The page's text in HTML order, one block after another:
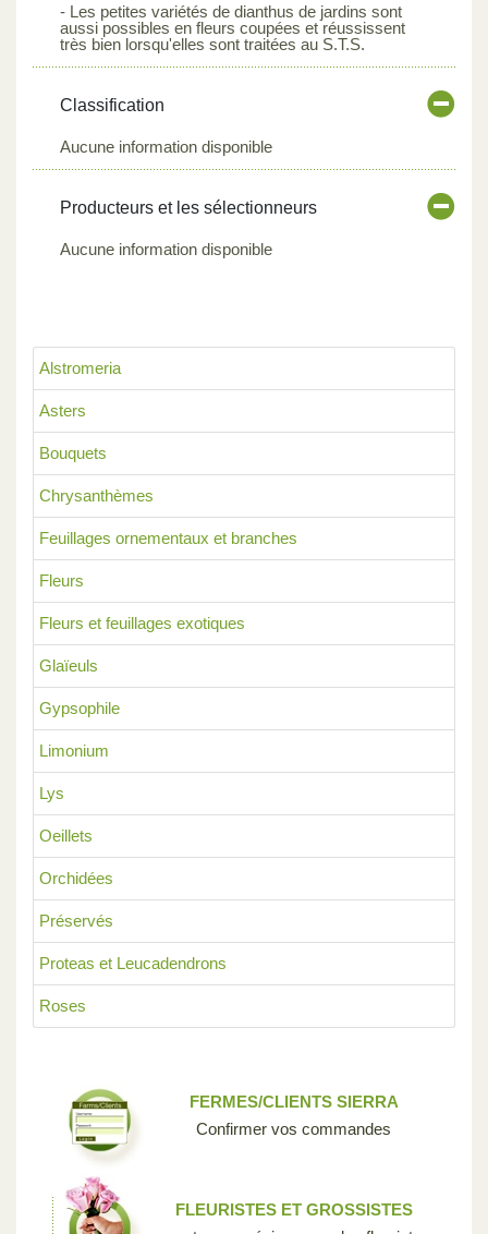
Alstromeria
Asters
Bouquets
Chrysanthèmes
Feuillages ornementaux et branches
Fleurs
Fleurs et feuillages exotiques
Glaïeuls
Gypsophile
Limonium
Lys
Oeillets
Orchidées
Préservés
Proteas et Leucadendrons
Roses
- Les petites variétés de dianthus de jardins sont
aussi possibles en fleurs coupées et réussissent
très bien lorsqu'elles sont traitées au S.T.S.
Classification
Aucune information disponible
Producteurs et les sélectionneurs
Aucune information disponible
FERMES/CLIENTS SIERRA
Confirmer vos commandes
FLEURISTES ET GROSSISTES